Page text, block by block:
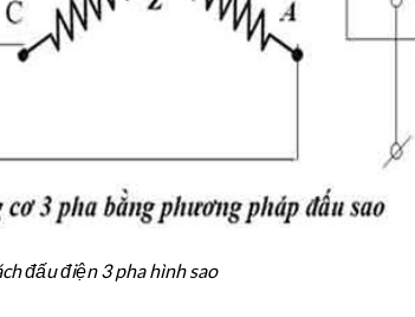
đấu điện 3 pha hình sao